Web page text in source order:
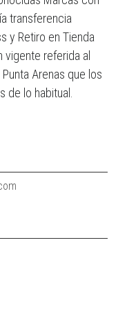
transferencia
y Retiro en Tienda
vigente referida al
Arenas que los
de lo habitual.